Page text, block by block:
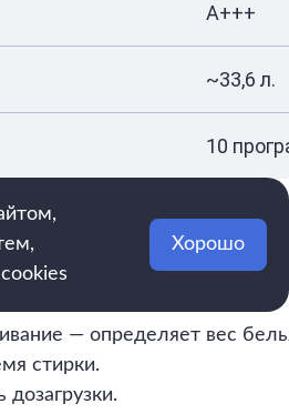
A+++
~33,6 л.
10
HW60-BP12919A
— определяет вес
стирки.
дозагрузки.
Хорошо